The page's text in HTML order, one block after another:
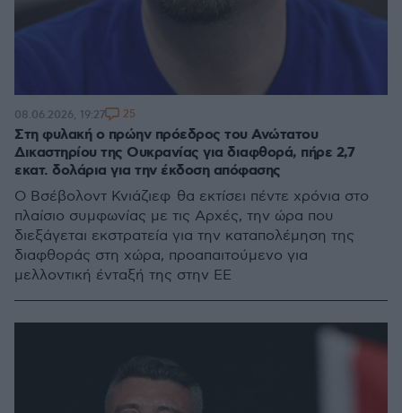
Στη φυλακή ο πρώην πρόεδρος του Ανώτατου
Δικαστηρίου της Ουκρανίας για διαφθορά, πήρε 2,7
εκατ. δολάρια για την έκδοση απόφασης
Ο Βσέβολοντ Κνιάζιεφ θα εκτίσει πέντε χρόνια στο
πλαίσιο συμφωνίας με τις Αρχές, την ώρα που
διεξάγεται εκστρατεία για την καταπολέμηση της
διαφθοράς στη χώρα, προαπαιτούμενο για
μελλοντική ένταξή της στην ΕΕ
08.06.2026, 19:27 25